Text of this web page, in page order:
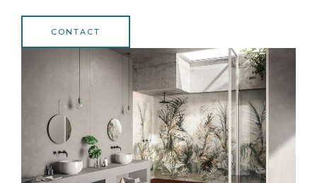
CONTACT